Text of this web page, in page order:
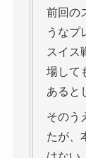
前回の
うなプ
スイス
場して
あると
そのう
たが、